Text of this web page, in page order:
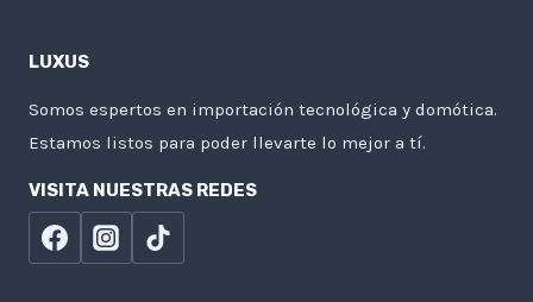
LUXUS
Somos espertos en importación tecnológica y domótica.
Estamos listos para poder llevarte lo mejor a tí.
VISITA NUESTRAS REDES